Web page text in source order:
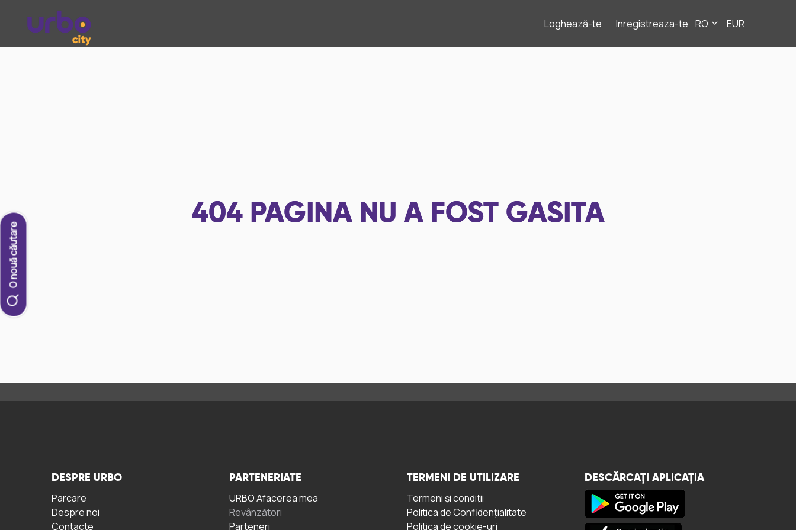
Loghează-te Inregistreaza-te RO EUR
O nouă căutare
404 PAGINA NU A FOST GASITA
DESPRE URBO
Parcare
Despre noi
Contacte
PARTENERIATE
URBO Afacerea mea
Revânzători
Parteneri
TERMENI DE UTILIZARE
Termeni și condiții
Politica de Confidențialitate
Politica de cookie-uri
DESCĂRCAȚI APLICAȚIA